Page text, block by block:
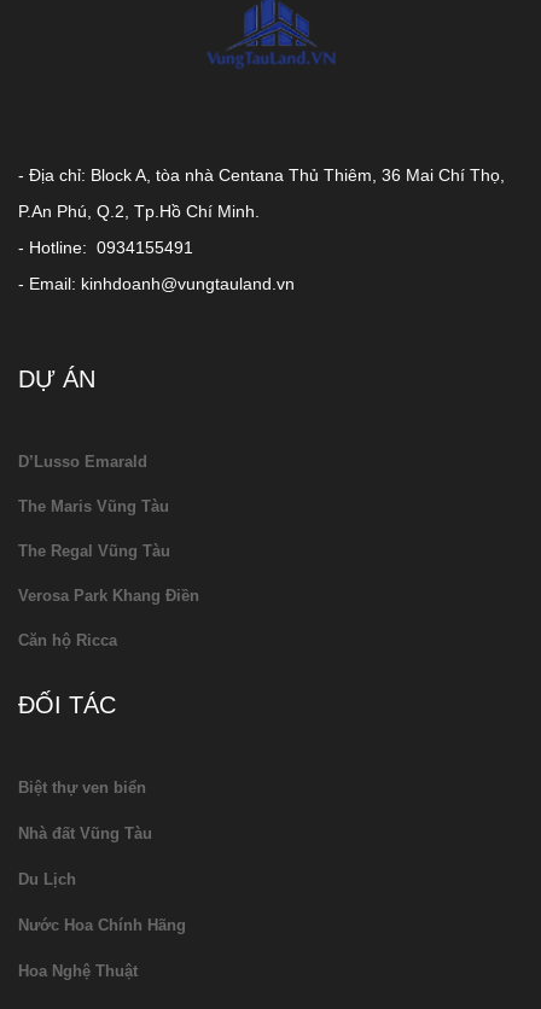
- Địa chỉ: Block A, tòa nhà Centana Thủ Thiêm, 36 Mai Chí Thọ,
P.An Phú, Q.2, Tp.Hồ Chí Minh.
- Hotline: 0934155491
- Email: kinhdoanh@vungtauland.vn
DỰ ÁN
D’Lusso Emarald
The Maris Vũng Tàu
The Regal Vũng Tàu
Verosa Park Khang Điền
Căn hộ Ricca
ĐỐI TÁC
Biệt thự ven biển
Nhà đất Vũng Tàu
Du Lịch
Nước Hoa Chính Hãng
Hoa Nghệ Thuật